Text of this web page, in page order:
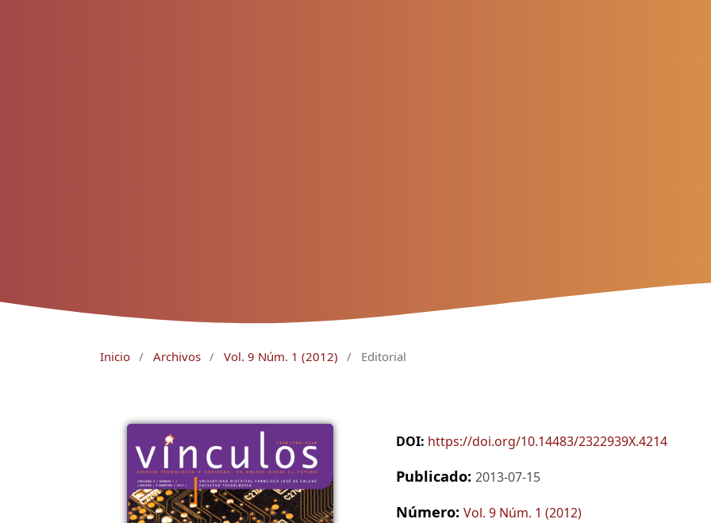
Inicio / Archivos / Vol. 9 Núm. 1 (2012) / Editorial
DOI: https://doi.org/10.14483/2322939X.4214
Publicado: 2013-07-15
Número: Vol. 9 Núm. 1 (2012)